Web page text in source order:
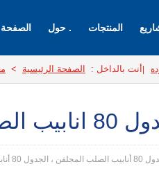
الصفحة حول . المنتجات
أنت بالداخل : الصفحة الرئيسية >
الصلب المجلفن
، أنابيب الصلب المجلفن